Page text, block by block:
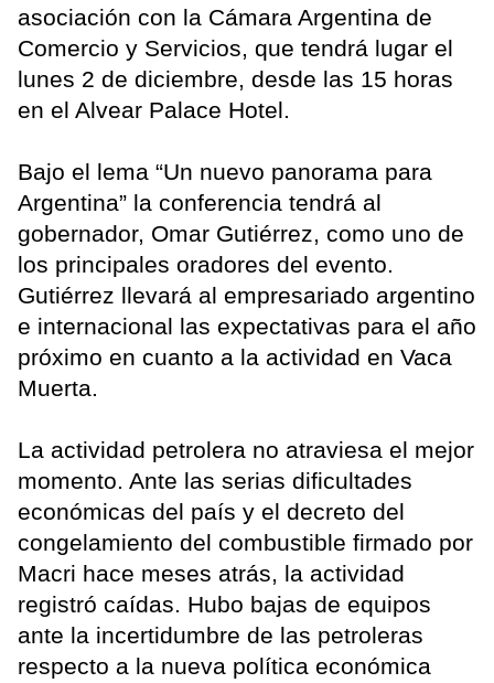
asociación con la Cámara Argentina de
Comercio y Servicios, que tendrá lugar el
lunes 2 de diciembre, desde las 15 horas
en el Alvear Palace Hotel.
Bajo el lema “Un nuevo panorama para
Argentina” la conferencia tendrá al
gobernador, Omar Gutiérrez, como uno de
los principales oradores del evento.
Gutiérrez llevará al empresariado argentino
e internacional las expectativas para el año
próximo en cuanto a la actividad en Vaca
Muerta.
La actividad petrolera no atraviesa el mejor
momento. Ante las serias dificultades
económicas del país y el decreto del
congelamiento del combustible firmado por
Macri hace meses atrás, la actividad
registró caídas. Hubo bajas de equipos
ante la incertidumbre de las petroleras
respecto a la nueva política económica